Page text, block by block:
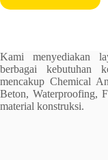
Kami menyediakan
berbagai kebutuhan
mencakup Chemical
Beton, Waterproofing,
material konstruksi.